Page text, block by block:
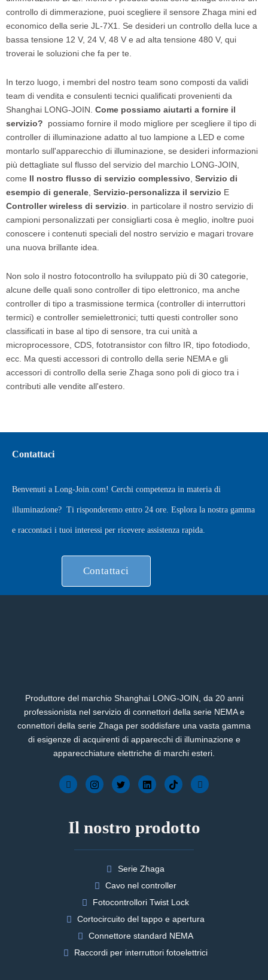
controllo di dimmerazione, puoi scegliere il sensore Zhaga mini ed
economico della serie JL-7X1. Se desideri un controllo della luce a
bassa tensione 12 V, 24 V, 48 V e ad alta tensione 480 V, qui
troverai le soluzioni che fa per te.
In terzo luogo, i membri del nostro team sono composti da validi
team di vendita e consulenti tecnici qualificati provenienti da
Shanghai LONG-JOIN. Come possiamo aiutarti a fornire il
servizio?
possiamo fornire il modo migliore per scegliere il tipo di
controller di illuminazione adatto al tuo lampione a LED e come
montarlo sull'apparecchio di illuminazione, se desideri informazioni
più dettagliate sul flusso del servizio del marchio LONG-JOIN,
come Il nostro flusso di servizio complessivo, Servizio di
esempio di generale, Servizio-personalizza il servizio E
Controller wireless di servizio. in particolare il nostro servizio di
campioni personalizzati per consigliarti cosa è meglio, inoltre puoi
conoscere i contenuti speciali del nostro servizio e magari trovare
una nuova brillante idea.
Non solo il nostro fotocontrollo ha sviluppato più di 30 categorie,
alcune delle quali sono controller di tipo elettronico, ma anche
controller di tipo a trasmissione termica (controller di interruttori
termici) e controller semielettronici; tutti questi controller sono
classificati in base al tipo di sensore, tra cui unità a
microprocessore, CDS, fototransistor con filtro IR, tipo fotodiodo,
ecc. Ma questi accessori di controllo della serie NEMA e gli
accessori di controllo della serie Zhaga sono poli di gioco tra i
contributi alle vendite all'estero.
Contattaci
Benvenuti a Long-Join.com! Cerchi competenza in materia di
illuminazione? Ti risponderemo entro 24 ore. Esplora la nostra gamma
e raccontaci i tuoi interessi per ricevere assistenza rapida.
Contattaci
Produttore del marchio Shanghai LONG-JOIN, da 20 anni
professionista nel servizio di connettori della serie NEMA e
connettori della serie Zhaga per soddisfare una vasta gamma
di esigenze di acquirenti di apparecchi di illuminazione e
apparecchiature elettriche di marchi esteri.
Il nostro prodotto
Serie Zhaga
Cavo nel controller
Fotocontrollori Twist Lock
Cortocircuito del tappo e apertura
Connettore standard NEMA
Raccordi per interruttori fotoelettrici